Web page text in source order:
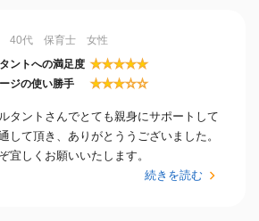
40代 保育士 女性
ントへの満足度 ★★★★★
ジの使い勝手 ★★★☆☆
タントさんでとても親身にサポートして
して頂き、ありがとううございました。
宜しくお願いいたします。
続きを読む